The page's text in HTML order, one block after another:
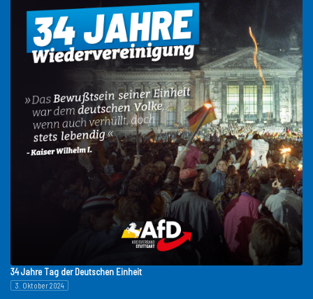
34 Jahre Tag der Deutschen Einheit
3. Oktober 2024